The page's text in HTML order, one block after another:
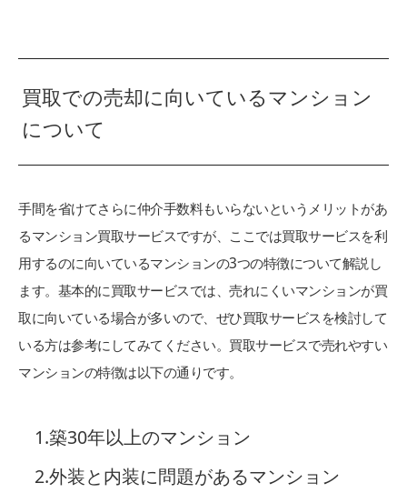
買取での売却に向いているマンション
について
手間を省けてさらに仲介手数料もいらないというメリットがあ
るマンション買取サービスですが、ここでは買取サービスを利
用するのに向いているマンションの3つの特徴について解説し
ます。基本的に買取サービスでは、売れにくいマンションが買
取に向いている場合が多いので、ぜひ買取サービスを検討して
いる方は参考にしてみてください。買取サービスで売れやすい
マンションの特徴は以下の通りです。
1.築30年以上のマンション
2.外装と内装に問題があるマンション